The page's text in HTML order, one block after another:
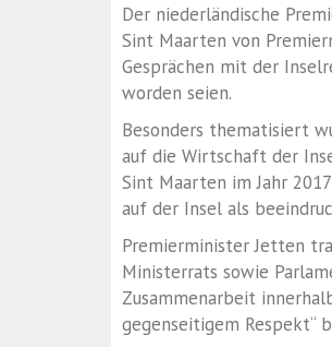
Der niederländische
Sint Maarten von
Gesprächen mit der
worden seien.
Besonders thematisiert
auf die Wirtschaft der
Sint Maarten im Jahr
auf der Insel als
Premierminister Jetten
Ministerrats sowie
Zusammenarbeit
gegenseitigem Respekt“